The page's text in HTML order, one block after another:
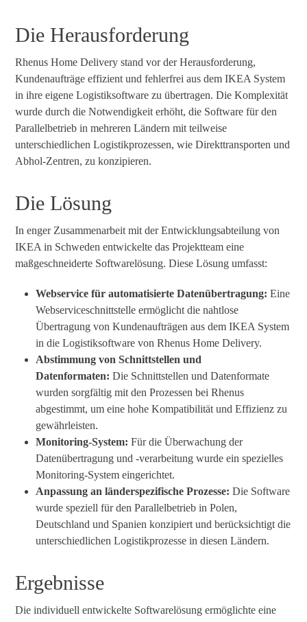
Die Herausforderung
Rhenus Home Delivery stand vor der Herausforderung,
Kundenaufträge effizient und fehlerfrei aus dem IKEA System
in ihre eigene Logistiksoftware zu übertragen. Die Komplexität
wurde durch die Notwendigkeit erhöht, die Software für den
Parallelbetrieb in mehreren Ländern mit teilweise
unterschiedlichen Logistikprozessen, wie Direkttransporten und
Abhol-Zentren, zu konzipieren.
Die Lösung
In enger Zusammenarbeit mit der Entwicklungsabteilung von
IKEA in Schweden entwickelte das Projektteam eine
maßgeschneiderte Softwarelösung. Diese Lösung umfasst:
Webservice für automatisierte Datenübertragung: Eine
Webserviceschnittstelle ermöglicht die nahtlose
Übertragung von Kundenaufträgen aus dem IKEA System
in die Logistiksoftware von Rhenus Home Delivery.
Abstimmung von Schnittstellen und
Datenformaten: Die Schnittstellen und Datenformate
wurden sorgfältig mit den Prozessen bei Rhenus
abgestimmt, um eine hohe Kompatibilität und Effizienz zu
gewährleisten.
Monitoring-System: Für die Überwachung der
Datenübertragung und -verarbeitung wurde ein spezielles
Monitoring-System eingerichtet.
Anpassung an länderspezifische Prozesse: Die Software
wurde speziell für den Parallelbetrieb in Polen,
Deutschland und Spanien konzipiert und berücksichtigt die
unterschiedlichen Logistikprozesse in diesen Ländern.
Ergebnisse
Die individuell entwickelte Softwarelösung ermöglichte eine